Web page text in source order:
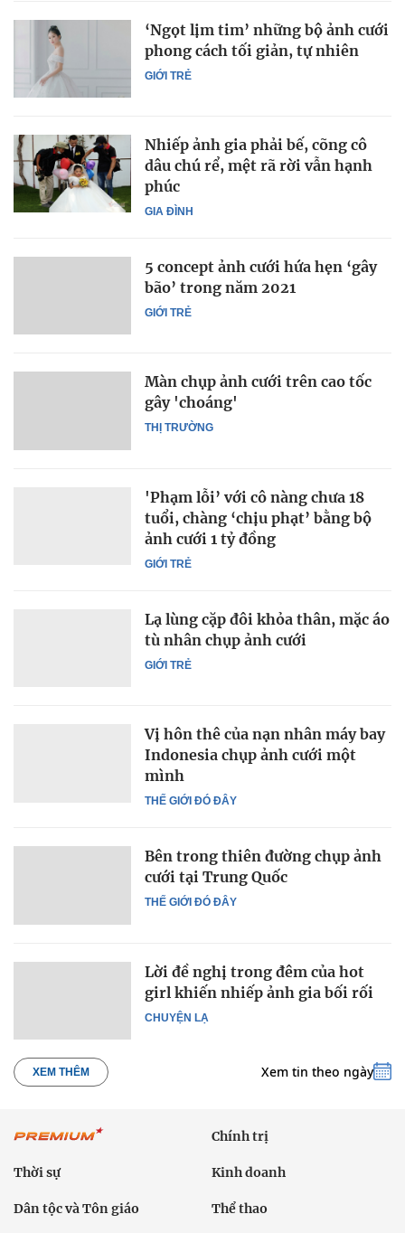
GIỚI TRẺ
‘Ngọt lịm tim’ những bộ ảnh cưới
phong cách tối giản, tự nhiên
GIA ĐÌNH
Nhiếp ảnh gia phải bế, cõng cô
dâu chú rể, mệt rã rời vẫn hạnh
phúc
GIỚI TRẺ
5 concept ảnh cưới hứa hẹn ‘gây
bão’ trong năm 2021
THỊ TRƯỜNG
Màn chụp ảnh cưới trên cao tốc
gây 'choáng'
GIỚI TRẺ
'Phạm lỗi’ với cô nàng chưa 18
tuổi, chàng ‘chịu phạt’ bằng bộ
ảnh cưới 1 tỷ đồng
GIỚI TRẺ
Lạ lùng cặp đôi khỏa thân, mặc áo
tù nhân chụp ảnh cưới
THẾ GIỚI ĐÓ ĐÂY
Vị hôn thê của nạn nhân máy bay
Indonesia chụp ảnh cưới một
mình
THẾ GIỚI ĐÓ ĐÂY
Bên trong thiên đường chụp ảnh
cưới tại Trung Quốc
CHUYỆN LẠ
Lời đề nghị trong đêm của hot
girl khiến nhiếp ảnh gia bối rối
XEM THÊM Xem tin theo ngày
Chính trị
Thời sự Kinh doanh
Dân tộc và Tôn giáo Thể thao